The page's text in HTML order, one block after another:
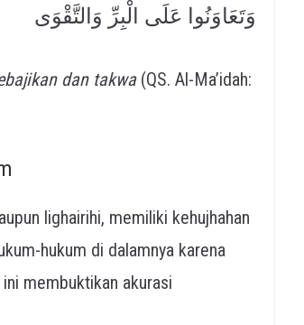
وَتَعَاوَنُوا عَلَى الْبِرِّ وَالتَّقْوَى
dan takwa(QS. Al-Ma’idah:
lighairihi, memiliki kehujhahan
hukum di dalamnya karena
membuktikan akurasi